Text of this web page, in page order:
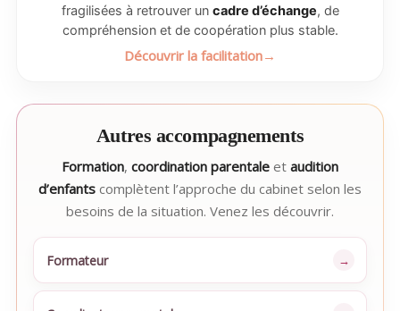
fragilisées à retrouver un cadre d’échange, de
compréhension et de coopération plus stable.
Découvrir la facilitation
Autres accompagnements
Formation, coordination parentale et audition
d’enfants complètent l’approche du cabinet selon les
besoins de la situation. Venez les découvrir.
Formateur